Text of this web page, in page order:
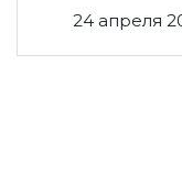
24 апреля